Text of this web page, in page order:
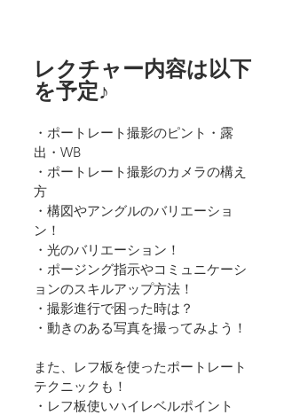
レクチャー内容は以下
を予定♪
・ポートレート撮影のピント・露
出・WB
・ポートレート撮影のカメラの構え
方
・構図やアングルのバリエーショ
ン！
・光のバリエーション！
・ポージング指示やコミュニケーシ
ョンのスキルアップ方法！
・撮影進行で困った時は？
・動きのある写真を撮ってみよう！
また、レフ板を使ったポートレート
テクニックも！
・レフ板使いハイレベルポイント